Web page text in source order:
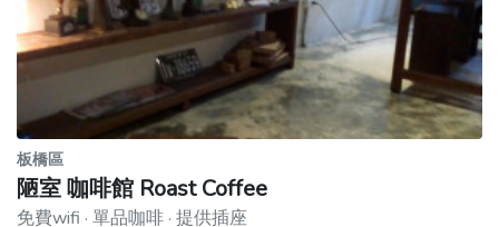
板橋區
陋室 咖啡館 Roast Coffee
免費wifi · 單品咖啡 · 提供插座